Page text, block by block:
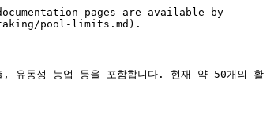
pages are available by
pool-limits.md).
, 유동성 농업 등을 포함합니다. 현재 약 50개의 활